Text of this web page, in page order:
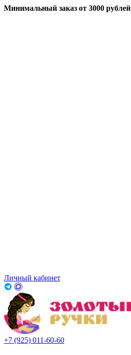
Минимальный заказ от 3000 рублей
Личный кабинет
+7 (925) 011-60-60